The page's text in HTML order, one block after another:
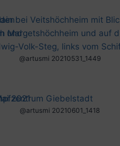
@artusmi 20210531_1449
@artusmi 20210601_1418